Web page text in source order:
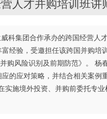
人才并购培训班讲
科集团合作承办的跨国经营人
经验，受邀担任该跨国并购培
购风险识别及前期防范》。 杨
的应对策略，并结合相关案例
施境外投资、并购前委托专业